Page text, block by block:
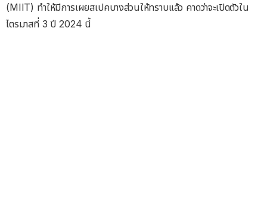
(MIIT) ทำให้มีการเผยสเปคบางส่วนให้ทราบแล้ว คาดว่าจะเปิดตัวใน
ไตรมาสที่ 3 ปี 2024 นี้